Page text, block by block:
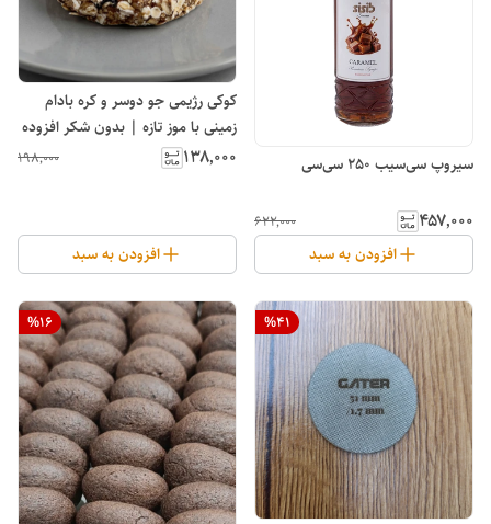
سیروپ سی‌سیب 250 سی‌سی
۴۵۷٬۰۰۰ ۶۲۲٬۰۰۰
افزودن به سبد
کوکی رژیمی جو دوسر و کره بادام
زمینی با موز تازه | بدون شکر افزوده
و مواد نگهدارنده
۱۳۸٬۰۰۰ ۱۹۸٬۰۰۰
افزودن به سبد
%41
%16